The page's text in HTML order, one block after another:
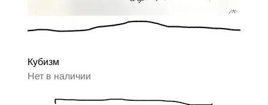
Кубизм
Нет в наличии